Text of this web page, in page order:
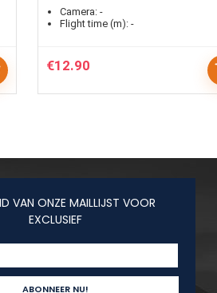
Camera: -
Flight time (m): -
€12.90
VAN ONZE MAILLIJST VOOR
EXCLUSIEF